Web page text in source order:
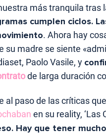
más tranquila tras
cumplen ciclos.
. Ahora hay
su madre se siente
Paolo Vasile, y
de larga duración
al paso de las críticas
en su reality, ‘Las
Hay que tener